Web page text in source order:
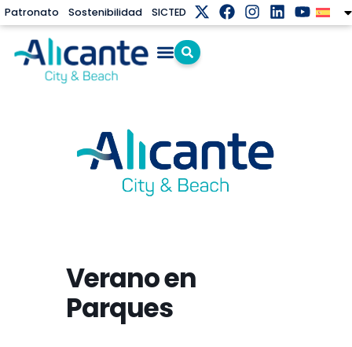
Patronato Sostenibilidad SICTED
Verano en
Parques